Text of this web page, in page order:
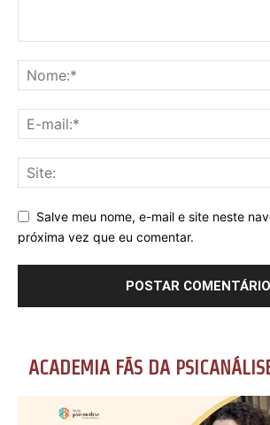
Salve meu nome, e-mail e site neste
próxima vez que eu comentar.
ACADEMIA FÃS DA